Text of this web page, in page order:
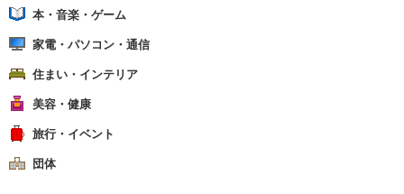
本・音楽・ゲーム
家電・パソコン・通信
住まい・インテリア
美容・健康
旅行・イベント
団体